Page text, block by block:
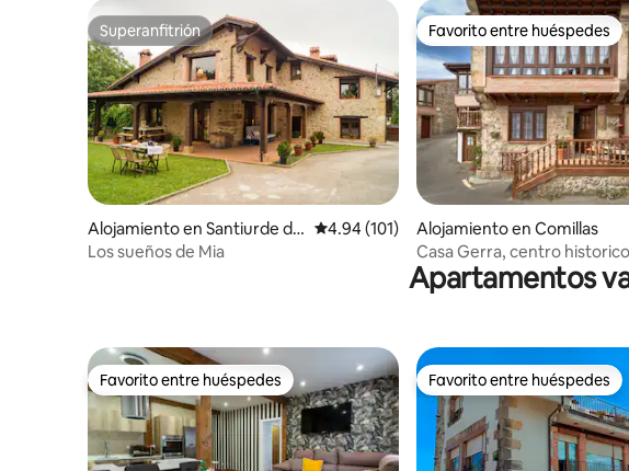
Superanfitrión
Superanfitrión
Alojamiento en Santiurde de
Toranzo
Calificación promedio: 4.94 de 5, 101
4.94 (101)
Los sueños de Mia
Favorito entre huéspedes
Favorito entre huéspedes
Alojamiento en Comillas
Casa Gerra, centro
Apartamentos
Favorito entre huéspedes
Favorito entre huéspedes Favorito entre huéspedes
Favorito entre huéspedes